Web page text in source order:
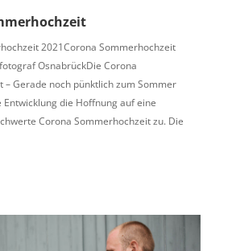
2021Corona Sommerhochzeit
OsnabrückDie Corona
– Gerade noch pünktlich zum Sommer
Entwicklung die Hoffnung auf eine
Corona Sommerhochzeit zu. Die